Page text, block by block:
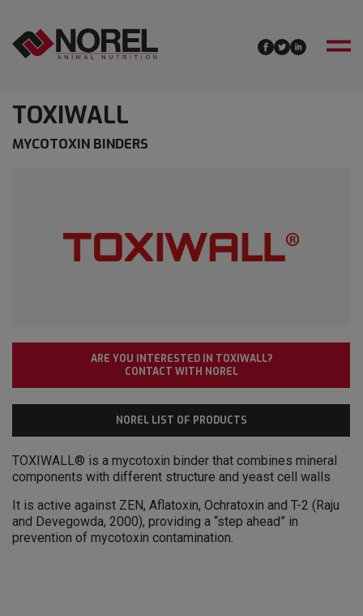
TOXIWALL
MYCOTOXIN BINDERS
ARE YOU INTERESTED IN TOXIWALL?
CONTACT WITH NOREL
NOREL LIST OF PRODUCTS
TOXIWALL® is a mycotoxin binder that combines mineral
components with different structure and yeast cell walls
It is active against ZEN, Aflatoxin, Ochratoxin and T-2 (Raju
and Devegowda, 2000), providing a “step ahead” in
prevention of mycotoxin contamination.